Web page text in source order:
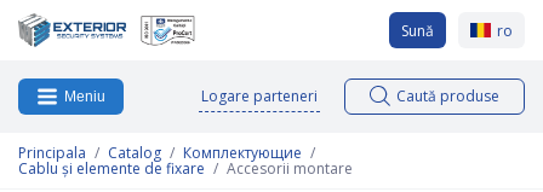
Sună ro
Meniu Logare parteneri Caută produse
Principala Catalog Комплектующие
Cablu și elemente de fixare Accesorii montare